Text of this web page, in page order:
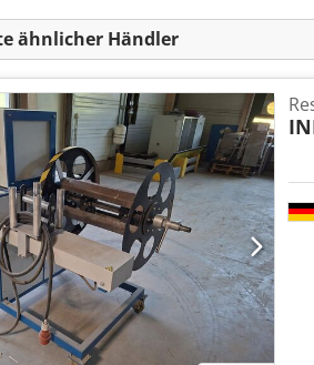
ähnlicher Händler